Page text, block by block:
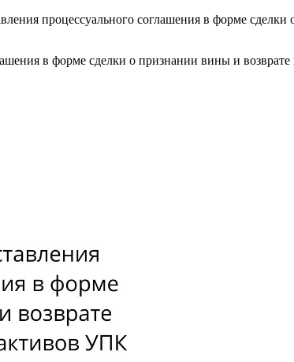
процессуального соглашения в форме
в форме сделки о признании вины и